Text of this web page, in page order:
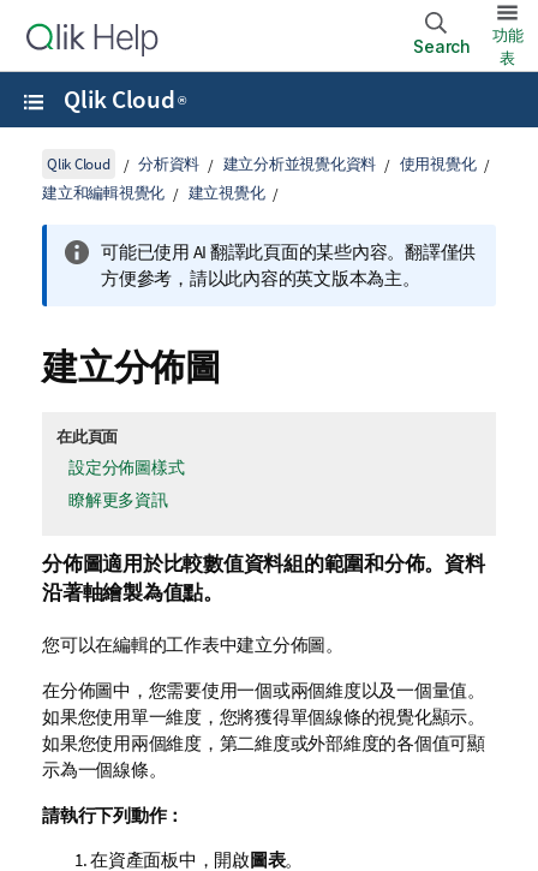
Search
功能
表
Qlik Cloud ®
Qlik Cloud 分析資料 建立分析並視覺化資料
使用視覺化
建立和編輯視覺化
建立視覺化
可能已使用 AI 翻譯此頁面的某些內容。翻譯僅供
方便參考，請以此內容的英文版本為主。
建立分佈圖
在此頁面
設定分佈圖樣式
瞭解更多資訊
分佈圖適用於比較數值資料組的範圍和分佈。資料
沿著軸繪製為值點。
您可以在編輯的工作表中建立分佈圖。
在分佈圖中，您需要使用一個或兩個維度以及一個量值。
如果您使用單一維度，您將獲得單個線條的視覺化顯示。
如果您使用兩個維度，第二維度或外部維度的各個值可顯
示為一個線條。
請執行下列動作：
在資產面板中，開啟圖表。